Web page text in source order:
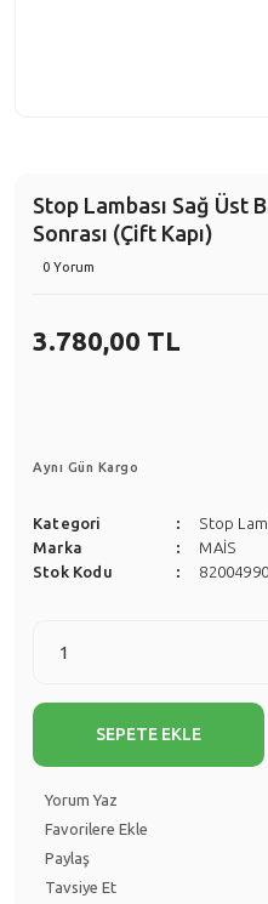
Stop Lambası Sağ Üst
Sonrası (Çift Kapı)
0 Yorum
3.780,00 TL
Aynı Gün Kargo
Kategori
Stop
Marka
MAİS
Stok Kodu
SEPETE EKLE
Yorum Yaz
Paylaş
Tavsiye Et